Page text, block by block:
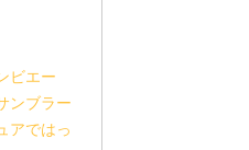
ビエー
ンブラー
アではっ